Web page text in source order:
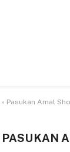
» Pasukan Amal
PASUKAN